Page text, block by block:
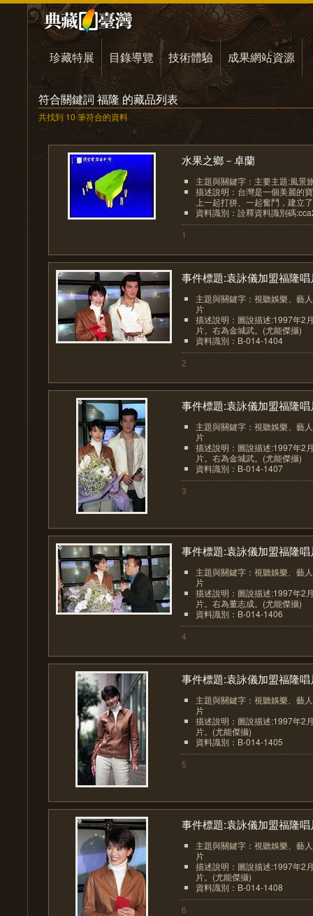
珍藏特展 目錄導覽 技術體驗 成果網站資源
符合關鍵詞 福隆 的藏品列表
共找到 10 筆符合的資料
水果之鄉－卓蘭
主題與關鍵字：主要主題:風景
描述說明：台灣是一個美麗的
上一起打拼、一起奮鬥，建立
資料識別：詮釋資料識別碼
1
事件標題:袁詠儀加盟福隆唱
主題與關鍵字：視聽娛樂、藝
片
描述說明：圖說描述:1997年2
片。右為金城武。(尤能傑攝)
資料識別：B-014-1404
2
事件標題:袁詠儀加盟福隆唱
主題與關鍵字：視聽娛樂、藝
片
描述說明：圖說描述:1997年2
片。右為金城武。(尤能傑攝)
資料識別：B-014-1407
3
事件標題:袁詠儀加盟福隆唱
主題與關鍵字：視聽娛樂、藝
片
描述說明：圖說描述:1997年2
片。右為董志成。(尤能傑攝)
資料識別：B-014-1406
4
事件標題:袁詠儀加盟福隆唱
主題與關鍵字：視聽娛樂、藝
片
描述說明：圖說描述:1997年2
片。(尤能傑攝)
資料識別：B-014-1405
5
事件標題:袁詠儀加盟福隆唱
主題與關鍵字：視聽娛樂、藝
片
描述說明：圖說描述:1997年2
片。(尤能傑攝)
資料識別：B-014-1408
6